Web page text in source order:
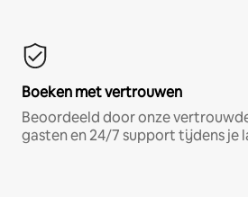
Boeken met vertrouwen
Beoordeeld door onze
gasten en 24/7 support tijdens je